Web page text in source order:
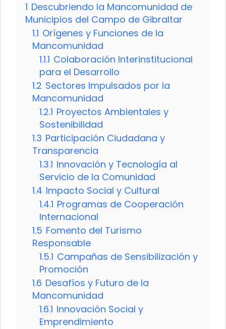
1 Descubriendo la Mancomunidad de
Municipios del Campo de Gibraltar
1.1 Orígenes y Funciones de la
Mancomunidad
1.1.1 Colaboración Interinstitucional
para el Desarrollo
1.2 Sectores Impulsados por la
Mancomunidad
1.2.1 Proyectos Ambientales y
Sostenibilidad
1.3 Participación Ciudadana y
Transparencia
1.3.1 Innovación y Tecnología al
Servicio de la Comunidad
1.4 Impacto Social y Cultural
1.4.1 Programas de Cooperación
Internacional
1.5 Fomento del Turismo
Responsable
1.5.1 Campañas de Sensibilización y
Promoción
1.6 Desafíos y Futuro de la
Mancomunidad
1.6.1 Innovación Social y
Emprendimiento